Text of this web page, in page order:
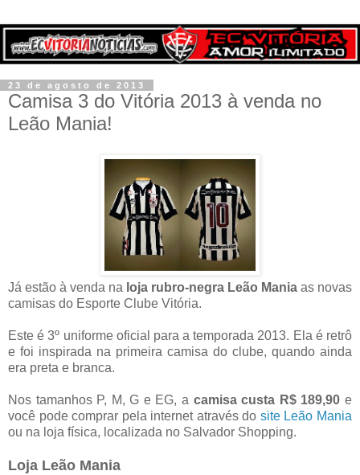
23 de agosto de 2013
Camisa 3 do Vitória 2013 à venda no
Leão Mania!
Já estão à venda na loja rubro-negra Leão Mania as novas
camisas do Esporte Clube Vitória.
Este é 3º uniforme oficial para a temporada 2013. Ela é retrô
e foi inspirada na primeira camisa do clube, quando ainda
era preta e branca.
Nos tamanhos P, M, G e EG, a camisa custa R$ 189,90 e
você pode comprar pela internet através do site Leão Mania
ou na loja física, localizada no Salvador Shopping.
Loja Leão Mania